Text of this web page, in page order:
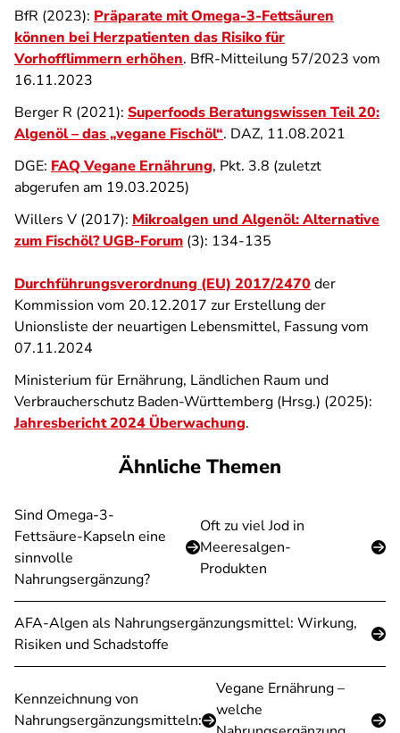
BfR (2023): Präparate mit Omega-3-Fettsäuren
können bei Herzpatienten das Risiko für
Vorhofflimmern erhöhen. BfR-Mitteilung 57/2023 vom
16.11.2023
Berger R (2021): Superfoods Beratungswissen Teil 20:
Algenöl – das „vegane Fischöl“. DAZ, 11.08.2021
DGE: FAQ Vegane Ernährung, Pkt. 3.8 (zuletzt
abgerufen am 19.03.2025)
Willers V (2017): Mikroalgen und Algenöl: Alternative
zum Fischöl? UGB-Forum (3): 134-135
Durchführungsverordnung (EU) 2017/2470 der
Kommission vom 20.12.2017 zur Erstellung der
Unionsliste der neuartigen Lebensmittel, Fassung vom
07.11.2024
Ministerium für Ernährung, Ländlichen Raum und
Verbraucherschutz Baden-Württemberg (Hrsg.) (2025):
Jahresbericht 2024 Überwachung.
Ähnliche Themen
Sind Omega-3-
Fettsäure-Kapseln eine
sinnvolle
Nahrungsergänzung?
Oft zu viel Jod in
Meeresalgen-
Produkten
AFA-Algen als Nahrungsergänzungsmittel: Wirkung,
Risiken und Schadstoffe
Kennzeichnung von
Nahrungsergänzungsmitteln:
Vegane Ernährung –
welche